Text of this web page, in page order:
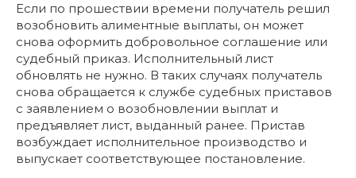
Если по прошествии времени получатель решил
возобновить алиментные выплаты, он может
снова оформить добровольное соглашение или
судебный приказ. Исполнительный лист
обновлять не нужно. В таких случаях получатель
снова обращается к службе судебных приставов
с заявлением о возобновлении выплат и
предъявляет лист, выданный ранее. Пристав
возбуждает исполнительное производство и
выпускает соответствующее постановление.